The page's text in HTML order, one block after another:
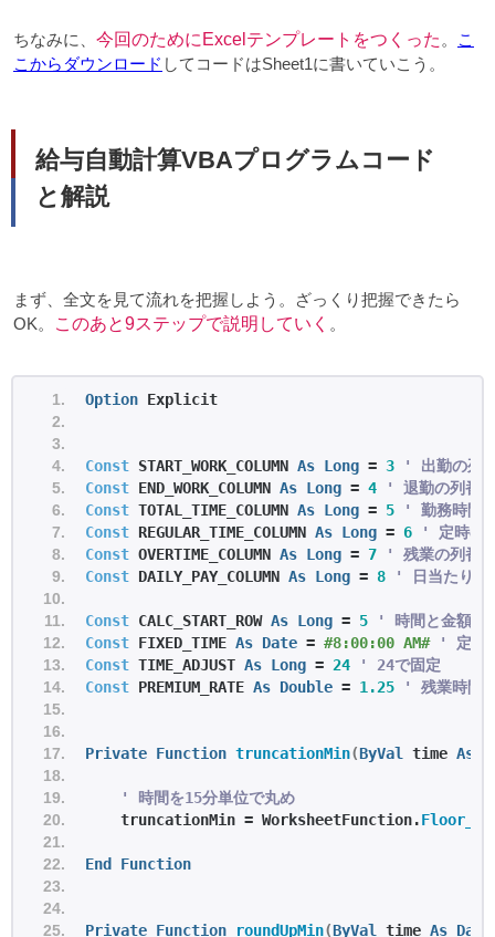
ちなみに、 今回のためにExcelテンプレートをつくった 。
こ
こからダウンロード してコードはSheet1に書いていこう。
給与自動計算VBAプログラムコード
と解説
まず、全文を見て流れを把握しよう。ざっくり把握できたら
OK。
このあと9ステップで説明していく 。
Option Explicit
Const START_WORK_COLUMN As Long = 3
' 出勤の列
Const END_WORK_COLUMN As Long = 4
' 退勤の列番号
Const TOTAL_TIME_COLUMN As Long = 5
' 勤務時間
Const REGULAR_TIME_COLUMN As Long = 6
' 定時の
Const OVERTIME_COLUMN As Long = 7
' 残業の列番号
Const DAILY_PAY_COLUMN As Long = 8 ' 日当たり金
Const CALC_START_ROW As Long = 5
' 時間と金額を
Const FIXED_TIME As Date = #8:00:00 AM#
' 定時
Const TIME_ADJUST As Long = 24
' 24で固定
Const PREMIUM_RATE As Double = 1.25 ' 残業時間
Private Function truncationMin(ByVal time As
' 時間を15分単位で丸め
    truncationMin = WorksheetFunction.
End Function
Private Function roundUpMin(ByVal time As Date